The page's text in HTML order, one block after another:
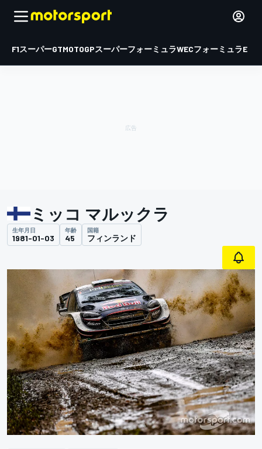
F1スーパーGTMOTOGPスーパーフォーミュラWECフォーミュラE
ミッコ マルックラ
生年月日
1981-01-03
年齢
45
国籍
フィンランド